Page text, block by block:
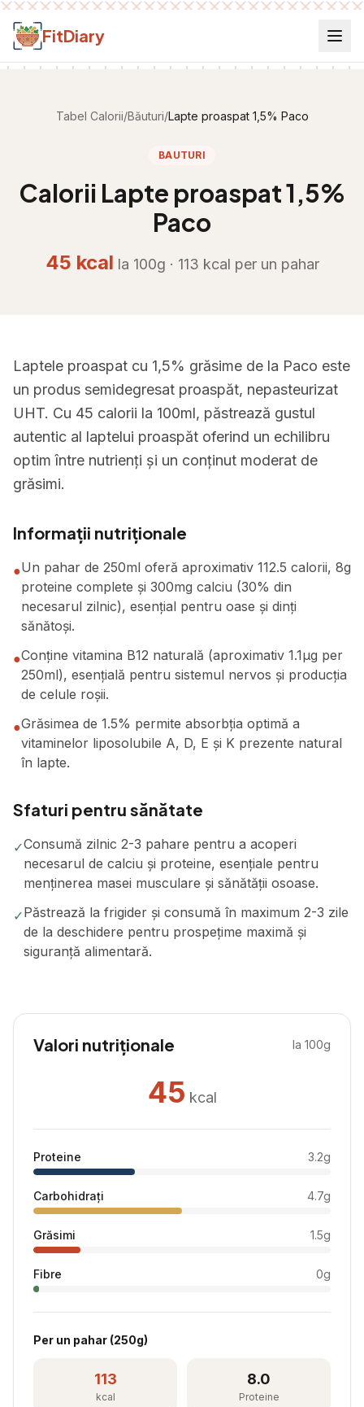
Salt la conținut
FitDiary
Tabel Calorii/Băuturi/Lapte proaspat 1,5% Paco
BAUTURI
Calorii Lapte proaspat 1,5%
Paco
45 kcal la 100g · 113 kcal per un pahar
Laptele proaspat cu 1,5% grăsime de la Paco este
un produs semidegresat proaspăt, nepasteurizat
UHT. Cu 45 calorii la 100ml, păstrează gustul
autentic al laptelui proaspăt oferind un echilibru
optim între nutrienți și un conținut moderat de
grăsimi.
Informații nutriționale
●Un pahar de 250ml oferă aproximativ 112.5 calorii, 8g
proteine complete și 300mg calciu (30% din
necesarul zilnic), esențial pentru oase și dinți
sănătoși.
●Conține vitamina B12 naturală (aproximativ 1.1μg per
250ml), esențială pentru sistemul nervos și producția
de celule roșii.
●Grăsimea de 1.5% permite absorbția optimă a
vitaminelor liposolubile A, D, E și K prezente natural
în lapte.
Sfaturi pentru sănătate
✓Consumă zilnic 2-3 pahare pentru a acoperi
necesarul de calciu și proteine, esențiale pentru
menținerea masei musculare și sănătății osoase.
✓Păstrează la frigider și consumă în maximum 2-3 zile
de la deschidere pentru prospețime maximă și
siguranță alimentară.
Valori nutriționale la 100g
45 kcal
Proteine 3.2g
Carbohidrați 4.7g
Grăsimi 1.5g
Fibre 0g
Per un pahar (250g)
113
kcal
8.0
Proteine